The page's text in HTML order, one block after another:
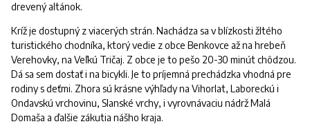
drevený altánok.
Kríž je dostupný z viacerých strán. Nachádza sa v blízkosti žltého
turistického chodníka, ktorý vedie z obce Benkovce až na hrebeň
Verehovky, na Veľkú Tričaj. Z obce je to pešo 20-30 minút chôdzou.
Dá sa sem dostať i na bicykli. Je to príjemná prechádzka vhodná pre
rodiny s deťmi. Zhora sú krásne výhľady na Vihorlat, Laboreckú i
Ondavskú vrchovinu, Slanské vrchy, i vyrovnávaciu nádrž Malá
Domaša a ďalšie zákutia nášho kraja.